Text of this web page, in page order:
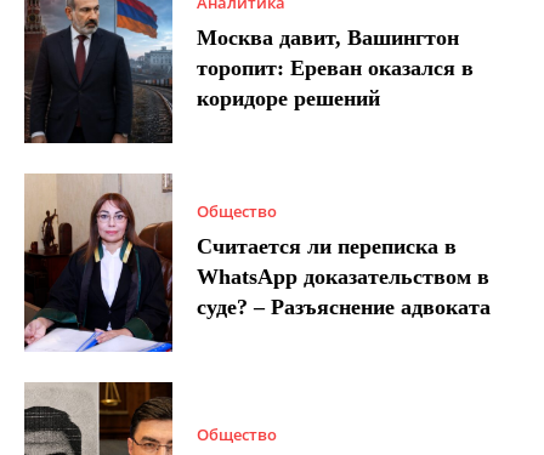
Москва давит, Вашингтон
торопит: Ереван оказался в
коридоре решений
Общество
Считается ли переписка в
WhatsApp доказательством в
суде? – Разъяснение адвоката
Общество